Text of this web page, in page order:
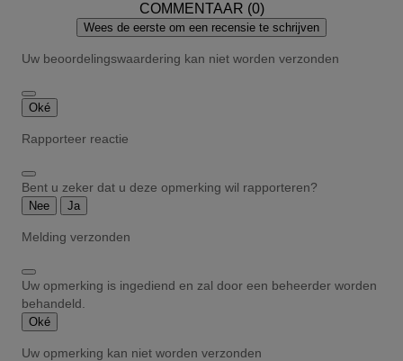
COMMENTAAR (0)
Wees de eerste om een recensie te schrijven
Uw beoordelingswaardering kan niet worden verzonden
Oké
Rapporteer reactie
Bent u zeker dat u deze opmerking wil rapporteren?
Nee Ja
Melding verzonden
Uw opmerking is ingediend en zal door een beheerder worden
behandeld.
Oké
Uw opmerking kan niet worden verzonden